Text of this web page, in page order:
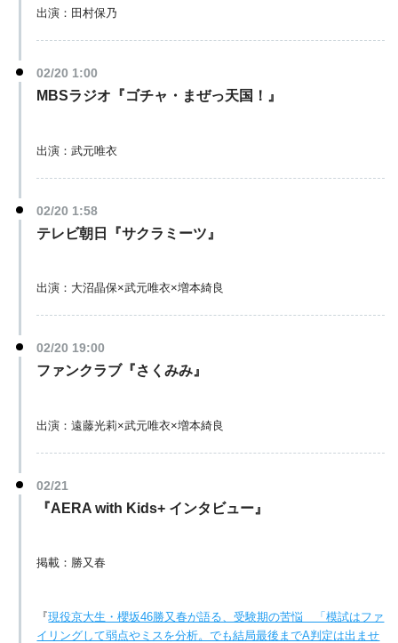
出演：田村保乃
02/20 1:00
MBSラジオ『ゴチャ・まぜっ天国！』
出演：武元唯衣
02/20 1:58
テレビ朝日『サクラミーツ』
出演：大沼晶保×武元唯衣×増本綺良
02/20 19:00
ファンクラブ『さくみみ』
出演：遠藤光莉×武元唯衣×増本綺良
02/21
『AERA with Kids+ インタビュー』
掲載：勝又春
『現役京大生・櫻坂46勝又春が語る、受験期の苦悩 「模試はファ
イリングして弱点やミスを分析。でも結局最後までA判定は出ませ